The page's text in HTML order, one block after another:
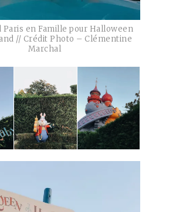
Paris en Famille pour Halloween
// Crédit Photo – Clémentine
Marchal